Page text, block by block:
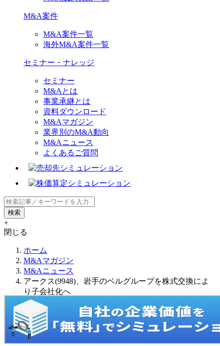
M&A案件
M&A案件一覧
海外M&A案件一覧
セミナー・ナレッジ
セミナー
M&Aとは
事業承継とは
資料ダウンロード
M&Aマガジン
業界別のM&A動向
M&Aニュース
よくあるご質問
+
閉じる
ホーム
M&Aマガジン
M&Aニュース
アークス(9948)、岩手のベルグループを株式交換によ
り子会社化へ